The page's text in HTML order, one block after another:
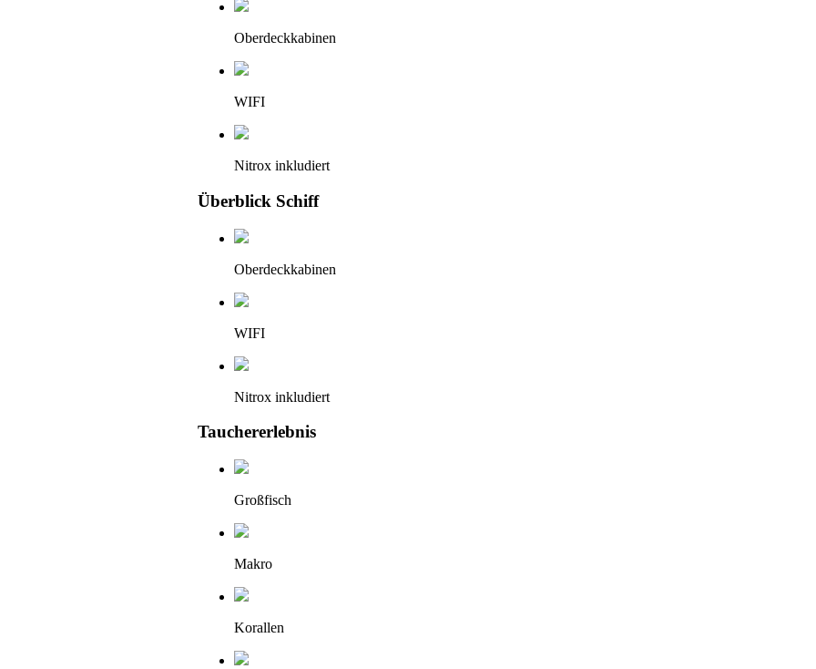
Oberdeckkabinen
WIFI
Nitrox inkludiert
Überblick Schiff
Oberdeckkabinen
WIFI
Nitrox inkludiert
Tauchererlebnis
Großfisch
Makro
Korallen